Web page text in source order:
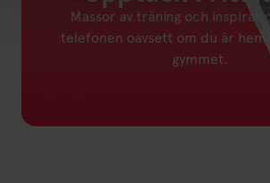
Massor av träning och
telefonen oavsett om du är
gymmet.